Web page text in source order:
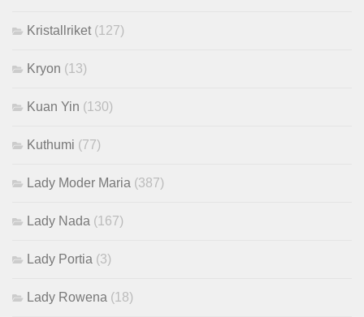
Kristallriket (127)
Kryon (13)
Kuan Yin (130)
Kuthumi (77)
Lady Moder Maria (387)
Lady Nada (167)
Lady Portia (3)
Lady Rowena (18)